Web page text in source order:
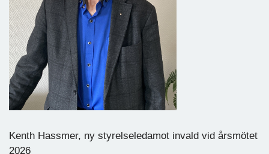
Kenth Hassmer, ny styrelseledamot invald vid årsmötet
2026